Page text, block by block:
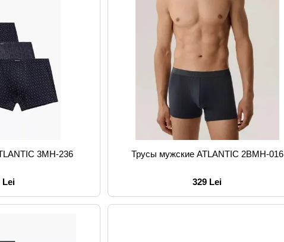
3MH-236
Lei
Трусы мужские ATLANTIC 2BMH-016
329 Lei